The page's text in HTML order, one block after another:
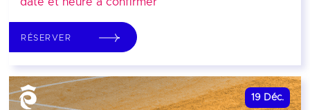
date et heure à confirmer
RÉSERVER
19 Déc.